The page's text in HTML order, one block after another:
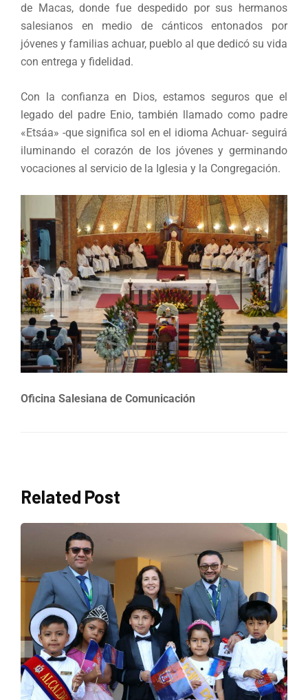
de Macas, donde fue despedido por sus hermanos
salesianos en medio de cánticos entonados por
jóvenes y familias achuar, pueblo al que dedicó su vida
con entrega y fidelidad.
Con la confianza en Dios, estamos seguros que el
legado del padre Enio, también llamado como padre
«Etsáa» -que significa sol en el idioma Achuar- seguirá
iluminando el corazón de los jóvenes y germinando
vocaciones al servicio de la Iglesia y la Congregación.
Oficina Salesiana de Comunicación
Related Post